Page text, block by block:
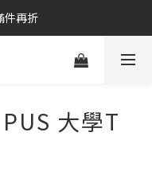
85折
件再折
折
大學T